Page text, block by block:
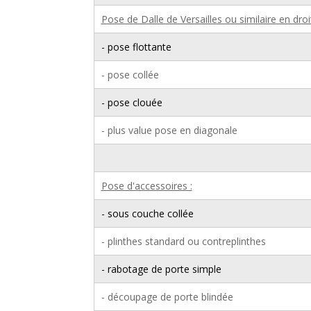
Pose de Dalle de Versailles ou similaire en
- pose flottante
- pose collée
- pose clouée
- plus value pose en diagonale
Pose d'accessoires :
- sous couche collée
- plinthes standard ou contreplinthes
- rabotage de porte simple
- découpage de porte blindée